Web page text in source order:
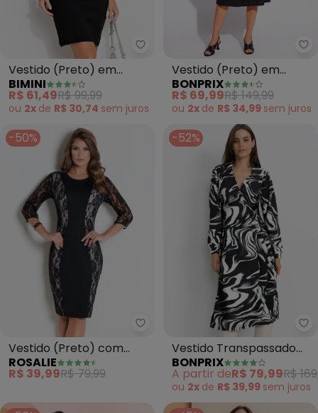
Bimini - Vestido (Preto) em
Vestido (Preto) em
Bengaline
BIMINI
R$ 61,49R$ 99,99
ou 2x de R$ 30,74 sem juros
Vestido (Preto) em
Malha de Viscose
BONPRIX
R$ 69,99R$ 149,99
ou 2x de R$ 34,99 sem juros
-50%
Rosalie - Vestido (Preto) com
Vestido (Preto) com
Renda
ROSALIE
R$ 39,99R$ 79,99
-52%
Vestido Transpassado
(New Waves Preto)
BONPRIX
A partir deR$ 79,99R$
ou 2x de R$ 39,99 sem juros